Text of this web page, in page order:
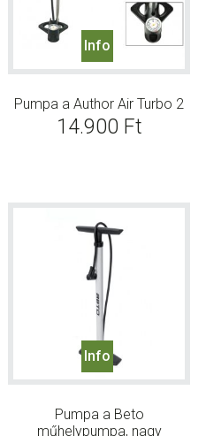
Info
Pumpa a Author Air Turbo 2
14.900 Ft
Info
Pumpa a Beto
műhelypumpa, nagy